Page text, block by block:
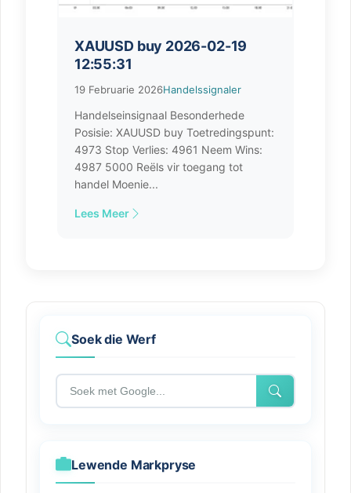
XAUUSD buy 2026-02-19
12:55:31
19 Februarie 2026Handelssignaler
Handelseinsignaal Besonderhede
Posisie: XAUUSD buy Toetredingspunt:
4973 Stop Verlies: 4961 Neem Wins:
4987 5000 Reëls vir toegang tot
handel Moenie...
Lees Meer
Soek die Werf
Lewende Markpryse